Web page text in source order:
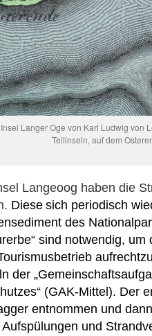
Langer Oge von Karl Ludwig von
Teilinseln, auf dem
Langeoog haben die
. Diese sich periodisch
des
sind notwendig, um
der
(GAK-Mittel). Der
entnommen und
und